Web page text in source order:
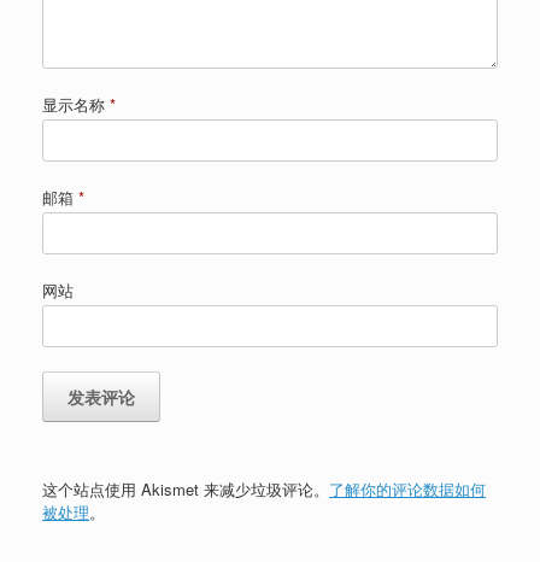
显示名称 *
邮箱 *
网站
这个站点使用 Akismet 来减少垃圾评论。 了解你的评论数据如何
被处理。